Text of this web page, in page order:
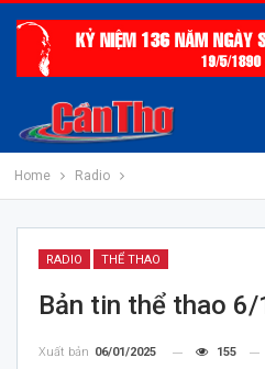
Home Radio
RADIO THỂ THAO
Bản tin thể thao
Xuất bản 06/01/2025 155